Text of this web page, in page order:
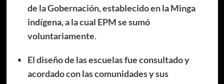
de la Gobernación, establecido en la Minga
indígena, a la cual EPM se sumó
voluntariamente.
El diseño de las escuelas fue consultado y
acordado con las comunidades y sus